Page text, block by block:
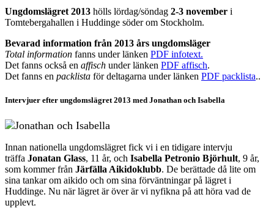
Ungdomslägret 2013 hölls lördag/söndag 2-3 november i
Tomtebergahallen i Huddinge söder om Stockholm.
Bevarad information från 2013 års ungdomsläger
Total information fanns under länken PDF infotext.
Det fanns också en affisch under länken PDF affisch.
Det fanns en packlista för deltagarna under länken PDF packlista..
Intervjuer efter ungdomslägret 2013 med Jonathan och Isabella
Innan nationella ungdomslägret fick vi i en tidigare intervju
träffa Jonatan Glass, 11 år, och Isabella Petronio Björhult, 9 år,
som kommer från Järfälla Aikidoklubb. De berättade då lite om
sina tankar om aikido och om sina förväntningar på lägret i
Huddinge. Nu när lägret är över är vi nyfikna på att höra vad de
upplevt.